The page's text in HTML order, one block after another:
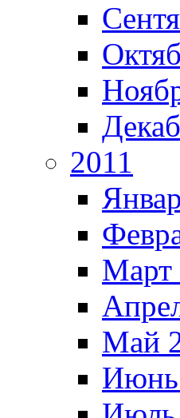
2011
Март
Май
Июнь